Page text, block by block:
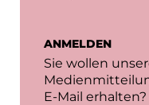
ANMELDEN
Sie wollen
E-Mail erhalten?